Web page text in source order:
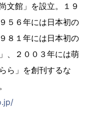
文館」を設立。１９
５６年には日本初の
８１年には日本初の
、２００３年には萌
ら」を創刊するな